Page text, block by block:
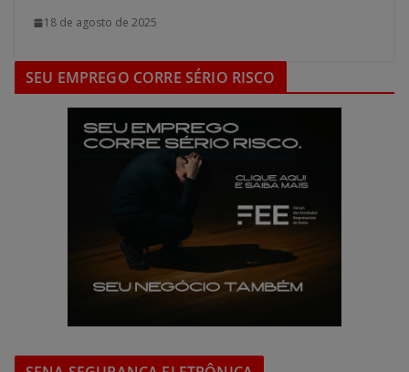
18 de agosto de 2025
SEU EMPREGO CORRE SÉRIO RISCO